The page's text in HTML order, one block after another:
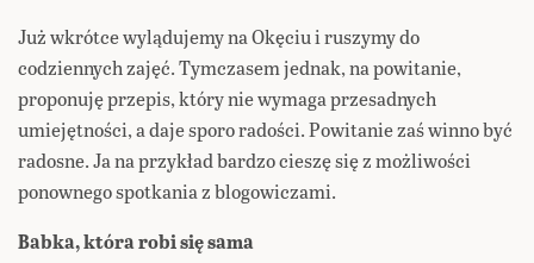
Już wkrótce wylądujemy na Okęciu i ruszymy do
codziennych zajęć. Tymczasem jednak, na powitanie,
proponuję przepis, który nie wymaga przesadnych
umiejętności, a daje sporo radości. Powitanie zaś winno być
radosne. Ja na przykład bardzo cieszę się z możliwości
ponownego spotkania z blogowiczami.
Babka, która robi się sama